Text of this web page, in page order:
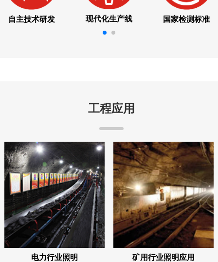
自主技术研发 现代化生产线 国家检测标准
工程应用
电力行业照明 矿用行业照明应用